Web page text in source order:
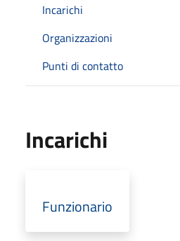
Incarichi
Organizzazioni
Punti di contatto
Incarichi
Funzionario